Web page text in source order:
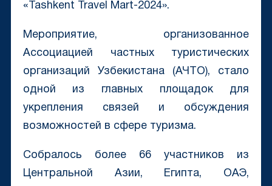
«Tashkent Travel Mart-2024».
Мероприятие, организованное
Ассоциацией частных туристических
организаций Узбекистана (АЧТО), стало
одной из главных площадок для
укрепления связей и обсуждения
возможностей в сфере туризма.
Собралось более 66 участников из
Центральной Азии, Египта, ОАЭ,